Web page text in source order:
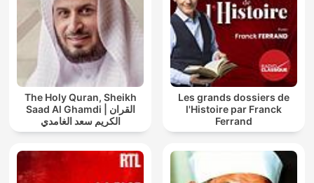
The Holy Quran, Sheikh
Saad Al Ghamdi | القران
الكريم سعد الغامدي
Les grands dossiers de
l'Histoire par Franck
Ferrand